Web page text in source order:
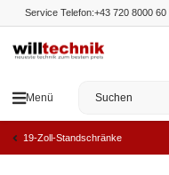
Service Telefon:+43 720 8000 60
Menü
19-Zoll-Standschränke